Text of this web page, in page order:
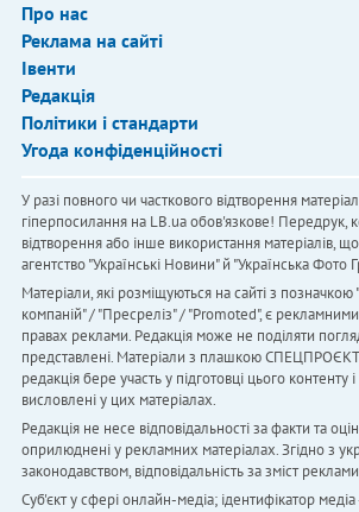
Про нас
Реклама на сайті
Івенти
Редакція
Політики і стандарти
Угода конфіденційності
У разі повного чи часткового відтворення
гіперпосилання на LB.ua обов'язкове! Передрук,
відтворення або інше використання матеріалів,
агентство "Українськi Новини" й "Українська Фото
Матеріали, які розміщуються на сайті з
компаній" / "Пресреліз" / "Promoted", є
правах реклами. Редакція може не поділяти
представлені. Матеріали з плашкою
редакція бере участь у підготовці цього контенту
висловлені у цих матеріалах.
Редакція не несе відповідальності за факти та
оприлюднені у рекламних матеріалах. Згідно з
законодавством, відповідальність за зміст
Cуб'єкт у сфері онлайн-медіа; ідентифікатор